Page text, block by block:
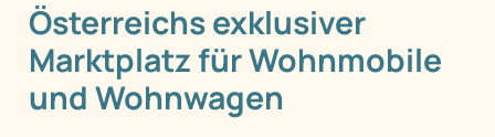
Österreichs exklusiver
Marktplatz für Wohnmobile
und Wohnwagen